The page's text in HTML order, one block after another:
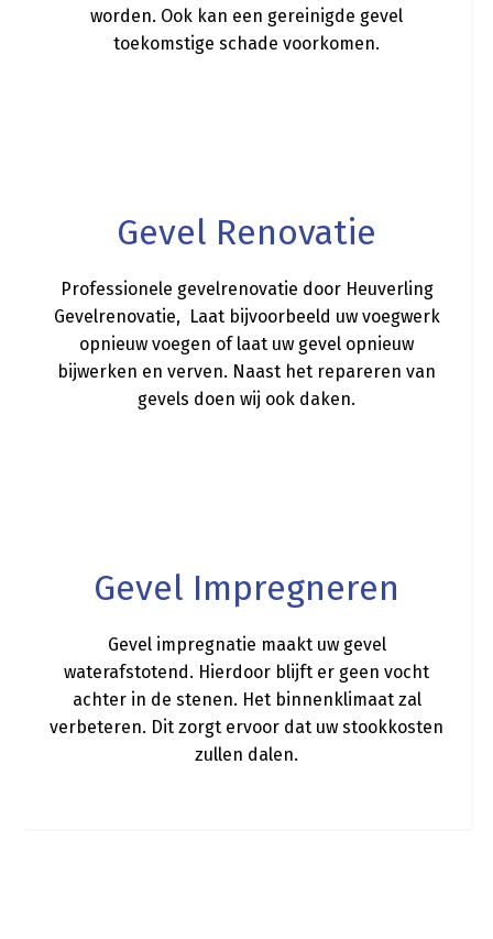
worden. Ook kan een gereinigde gevel
toekomstige schade voorkomen.
Gevel Renovatie
Professionele gevelrenovatie door Heuverling
Gevelrenovatie, Laat bijvoorbeeld uw voegwerk
opnieuw voegen of laat uw gevel opnieuw
bijwerken en verven. Naast het repareren van
gevels doen wij ook daken.
Gevel Impregneren
Gevel impregnatie maakt uw gevel
waterafstotend. Hierdoor blijft er geen vocht
achter in de stenen. Het binnenklimaat zal
verbeteren. Dit zorgt ervoor dat uw stookkosten
zullen dalen.